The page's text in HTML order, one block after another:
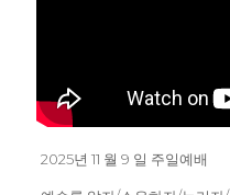
2025년 11 월 9 일 주일예배